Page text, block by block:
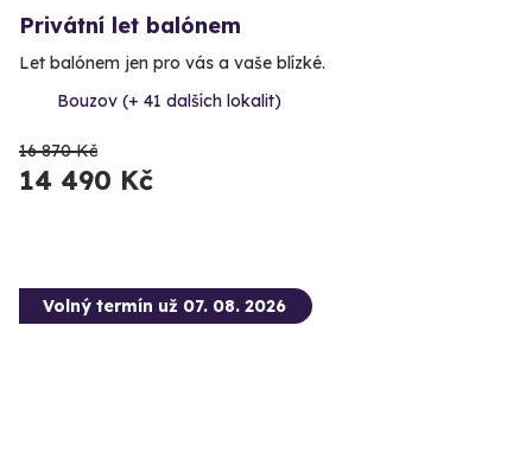
Privátní let balónem
Let balónem jen pro vás a vaše blízké.
Bouzov (+ 41 dalších lokalit)
16 870 Kč
14 490 Kč
Volný termín už 07. 08. 2026